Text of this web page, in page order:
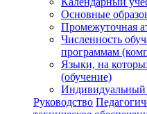
Основные
Промежуточная
Численность
программам
Языки, на
(обучение)
Индивидуальный
Руководство